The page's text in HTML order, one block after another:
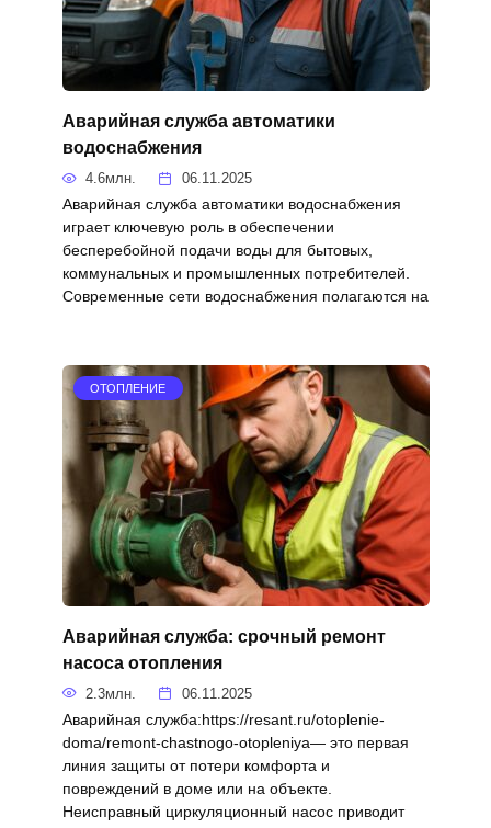
Аварийная служба автоматики
водоснабжения
4.6млн. 06.11.2025
Аварийная служба автоматики водоснабжения
играет ключевую роль в обеспечении
бесперебойной подачи воды для бытовых,
коммунальных и промышленных потребителей.
Современные сети водоснабжения полагаются на
ОТОПЛЕНИЕ
Аварийная служба: срочный ремонт
насоса отопления
2.3млн. 06.11.2025
Аварийная служба:https://resant.ru/otoplenie-
doma/remont-chastnogo-otopleniya— это первая
линия защиты от потери комфорта и
повреждений в доме или на объекте.
Неисправный циркуляционный насос приводит